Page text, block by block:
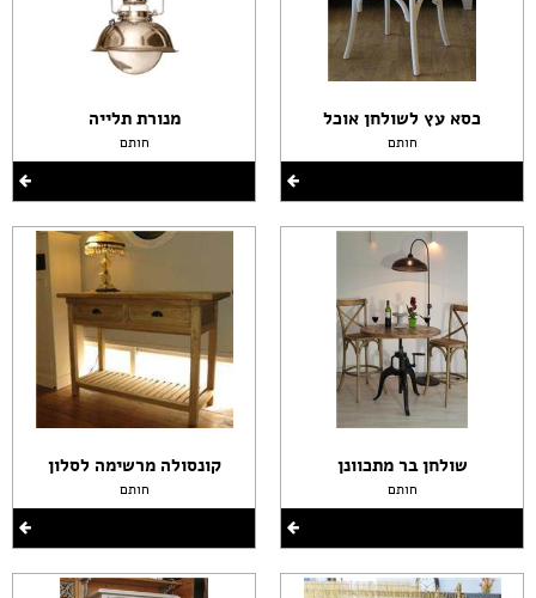
כסא עץ לשולחן אוכל
חותם
שולחן בר מתכוונן
חותם
מנורת תלייה
חותם
קונסולה מרשימה לסלון
חותם